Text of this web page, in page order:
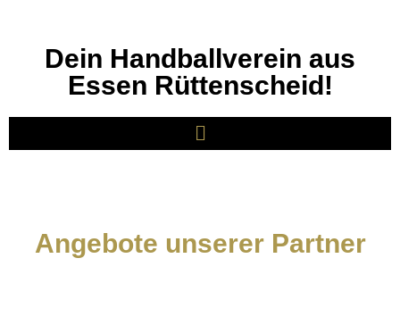
Dein Handballverein aus
Essen Rüttenscheid!
Angebote unserer Partner